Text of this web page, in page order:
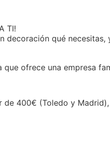
TI!
decoración qué
que ofrece una empresa
de 400€ (Toledo y